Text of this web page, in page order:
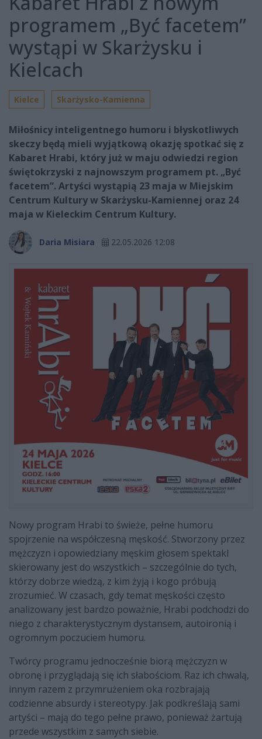
programem „Być facetem”
wystąpi w Skarżysku i
Kielcach
Kielce Skarżysko-Kamienna
Miłośnicy inteligentnego humoru i błyskotliwych
skeczy będą mieli wyjątkową okazję spotkać się z
Kabaret Hrabi, który już w maju odwiedzi region
świętokrzyski z najnowszym programem pt. „Być
facetem”. Artyści wystąpią 23 maja w Miejskim
Centrum Kultury w Skarżysku-Kamiennej oraz 24
maja w Kieleckim Centrum Kultury.
Daria Misiara 22.05.2026 12:08
Nowy program Hrabi to świeże, pełne humoru
spojrzenie na współczesną męskość. Stworzony przez
mężczyzn i opowiedziany męskim głosem spektakl
skierowany jest do wszystkich – szczególnie do tych,
którzy dobrze wiedzą, z kim żyją i kogo próbują
zrozumieć. W czasach, gdy temat męskości często
analizowany jest bardzo poważnie, Hrabi podchodzi do
niego z charakterystycznym dystansem, autoironią i
ogromnym poczuciem humoru.
Twórcy programu jednocześnie biorą mężczyzn w
obronę i przyglądają się ich słabościom. Raz ich chwalą,
innym razem z przymrużeniem oka rozbrajają
codzienne absurdy i stereotypy. Jak podkreślają sami
artyści – mają do tego pełne prawo, ponieważ żartują
przede wszystkim z samych siebie.